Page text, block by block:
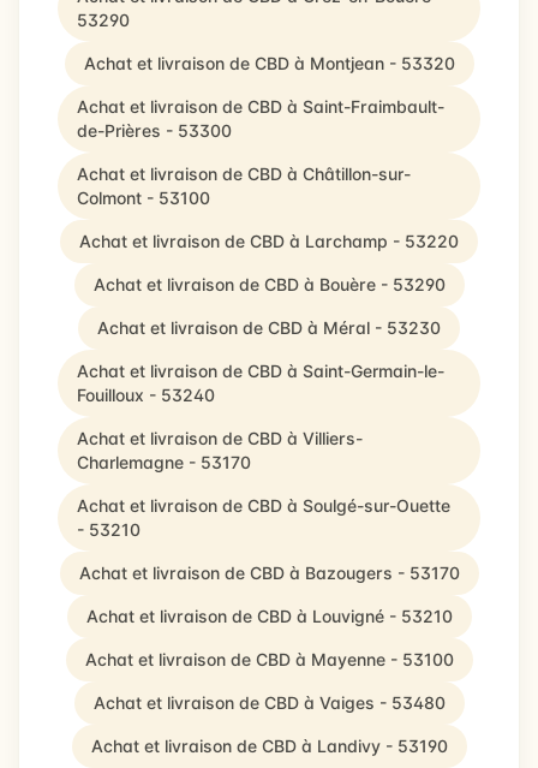
53290
Achat et livraison de CBD à Montjean - 53320
Achat et livraison de CBD à Saint-Fraimbault-
de-Prières - 53300
Achat et livraison de CBD à Châtillon-sur-
Colmont - 53100
Achat et livraison de CBD à Larchamp - 53220
Achat et livraison de CBD à Bouère - 53290
Achat et livraison de CBD à Méral - 53230
Achat et livraison de CBD à Saint-Germain-le-
Fouilloux - 53240
Achat et livraison de CBD à Villiers-
Charlemagne - 53170
Achat et livraison de CBD à Soulgé-sur-Ouette
- 53210
Achat et livraison de CBD à Bazougers - 53170
Achat et livraison de CBD à Louvigné - 53210
Achat et livraison de CBD à Mayenne - 53100
Achat et livraison de CBD à Vaiges - 53480
Achat et livraison de CBD à Landivy - 53190